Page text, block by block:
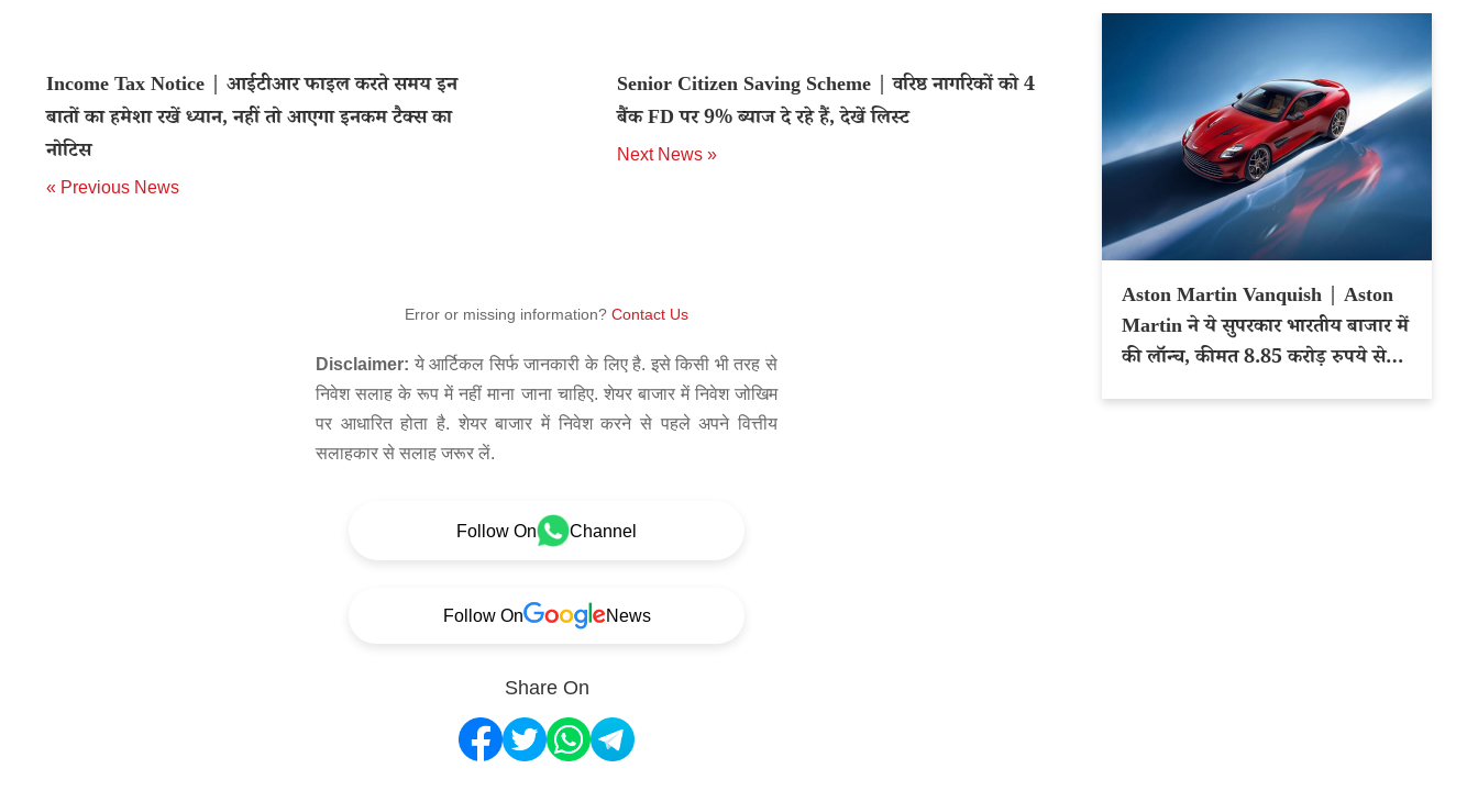
Income Tax Notice | आईटीआर फाइल करते समय इन
बातों का हमेशा रखें ध्यान, नहीं तो आएगा इनकम टैक्स का
नोटिस
« Previous News
Senior Citizen Saving Scheme | वरिष्ठ नागरिकों को 4
बैंक FD पर 9% ब्याज दे रहे हैं, देखें लिस्ट
Next News »
Error or missing information? Contact Us
Disclaimer: ये आर्टिकल सिर्फ जानकारी के लिए है. इसे किसी भी तरह से
निवेश सलाह के रूप में नहीं माना जाना चाहिए. शेयर बाजार में निवेश जोखिम
पर आधारित होता है. शेयर बाजार में निवेश करने से पहले अपने वित्तीय
सलाहकार से सलाह जरूर लें.
Follow On Channel
Follow On News
Share On
Aston Martin Vanquish | Aston
Martin ने ये सुपरकार भारतीय बाजार में
की लॉन्च, कीमत 8.85 करोड़ रुपये से